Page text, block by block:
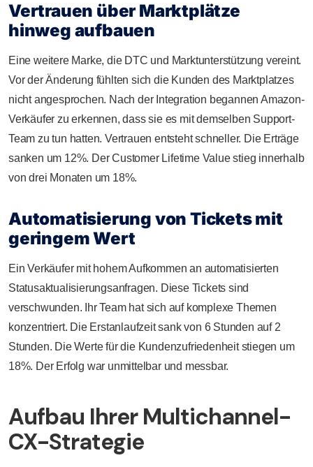
Vertrauen über Marktplätze
hinweg aufbauen
Eine weitere Marke, die DTC und Marktunterstützung vereint.
Vor der Änderung fühlten sich die Kunden des Marktplatzes
nicht angesprochen. Nach der Integration begannen Amazon-
Verkäufer zu erkennen, dass sie es mit demselben Support-
Team zu tun hatten. Vertrauen entsteht schneller. Die Erträge
sanken um 12%. Der Customer Lifetime Value stieg innerhalb
von drei Monaten um 18%.
Automatisierung von Tickets mit
geringem Wert
Ein Verkäufer mit hohem Aufkommen an automatisierten
Statusaktualisierungsanfragen. Diese Tickets sind
verschwunden. Ihr Team hat sich auf komplexe Themen
konzentriert. Die Erstanlaufzeit sank von 6 Stunden auf 2
Stunden. Die Werte für die Kundenzufriedenheit stiegen um
18%. Der Erfolg war unmittelbar und messbar.
Aufbau Ihrer Multichannel-
CX-Strategie